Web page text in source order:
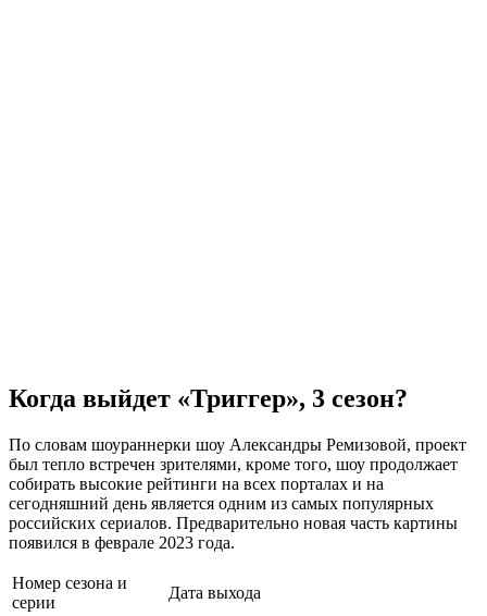
Когда выйдет «Триггер», 3 сезон?
По словам шоураннерки шоу Александры Ремизовой, проект
был тепло встречен зрителями, кроме того, шоу продолжает
собирать высокие рейтинги на всех порталах и на
сегодняшний день является одним из самых популярных
российских сериалов. Предварительно новая часть картины
появился в феврале 2023 года.
Номер сезона и
серии
Дата выхода